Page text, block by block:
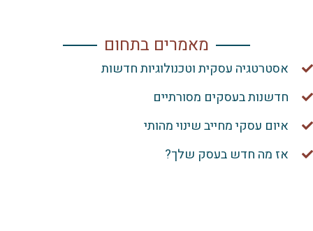
מאמרים בתחום
אסטרטגיה עסקית וטכנולוגיות חדשות
חדשנות בעסקים מסורתיים
איום עסקי מחייב שינוי מהותי
אז מה חדש בעסק שלך?